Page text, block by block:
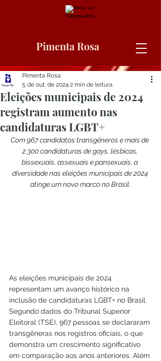
Pimenta Rosa
Eleições municipais de 2024
registram aumento nas
candidaturas LGBT+
Pimenta Rosa
5 de out. de 2024 2 min de leitura
Com 967 candidatos transgêneros e mais de
2.300 candidaturas de gays, lésbicas,
bissexuais, assexuais e pansexuais, a
diversidade nas eleições municipais de 2024
atinge um novo marco no Brasil.
As eleições municipais de 2024
representam um avanço histórico na
inclusão de candidaturas LGBT+ no Brasil.
Segundo dados do Tribunal Superior
Eleitoral (TSE), 967 pessoas se declararam
transgêneras nos registros oficiais, o que
demonstra um crescimento significativo
em comparação aos anos anteriores. Além